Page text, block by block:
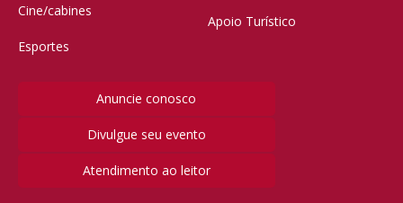
Cine/cabines
Esportes
Apoio Turístico
Anuncie conosco
Divulgue seu evento
Atendimento ao leitor